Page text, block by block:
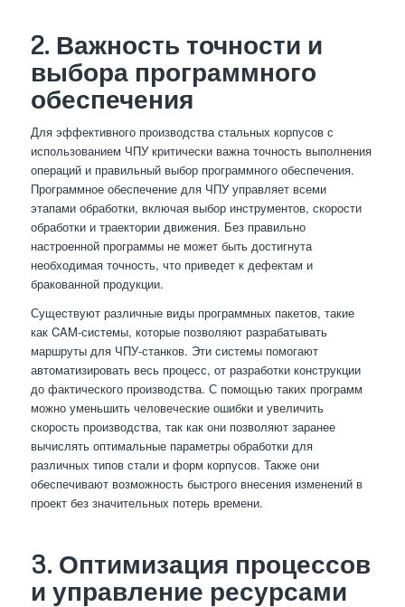
2. Важность точности и
выбора программного
обеспечения
Для эффективного производства стальных корпусов с
использованием ЧПУ критически важна точность выполнения
операций и правильный выбор программного обеспечения.
Программное обеспечение для ЧПУ управляет всеми
этапами обработки, включая выбор инструментов, скорости
обработки и траектории движения. Без правильно
настроенной программы не может быть достигнута
необходимая точность, что приведет к дефектам и
бракованной продукции.
Существуют различные виды программных пакетов, такие
как CAM-системы, которые позволяют разрабатывать
маршруты для ЧПУ-станков. Эти системы помогают
автоматизировать весь процесс, от разработки конструкции
до фактического производства. С помощью таких программ
можно уменьшить человеческие ошибки и увеличить
скорость производства, так как они позволяют заранее
вычислять оптимальные параметры обработки для
различных типов стали и форм корпусов. Также они
обеспечивают возможность быстрого внесения изменений в
проект без значительных потерь времени.
3. Оптимизация процессов
и управление ресурсами